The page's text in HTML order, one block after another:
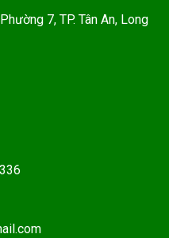
7, TP. Tân An, Long